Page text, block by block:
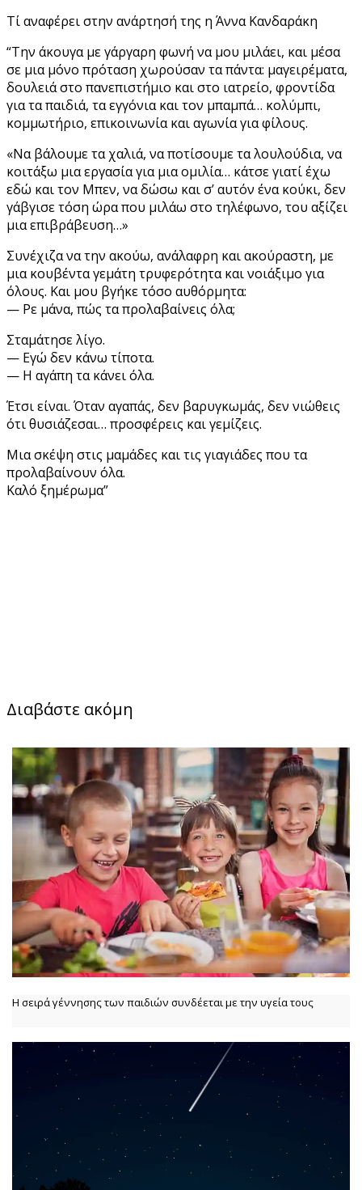
Τί αναφέρει στην ανάρτησή της η Άννα Κανδαράκη
“Την άκουγα με γάργαρη φωνή να μου μιλάει, και μέσα
σε μια μόνο πρόταση χωρούσαν τα πάντα: μαγειρέματα,
δουλειά στο πανεπιστήμιο και στο ιατρείο, φροντίδα
για τα παιδιά, τα εγγόνια και τον μπαμπά… κολύμπι,
κομμωτήριο, επικοινωνία και αγωνία για φίλους.
«Να βάλουμε τα χαλιά, να ποτίσουμε τα λουλούδια, να
κοιτάξω μια εργασία για μια ομιλία… κάτσε γιατί έχω
εδώ και τον Μπεν, να δώσω και σ’ αυτόν ένα κούκι, δεν
γάβγισε τόση ώρα που μιλάω στο τηλέφωνο, του αξίζει
μια επιβράβευση…»
Συνέχιζα να την ακούω, ανάλαφρη και ακούραστη, με
μια κουβέντα γεμάτη τρυφερότητα και νοιάξιμο για
όλους. Και μου βγήκε τόσο αυθόρμητα:
— Ρε μάνα, πώς τα προλαβαίνεις όλα;
Σταμάτησε λίγο.
— Εγώ δεν κάνω τίποτα.
— Η αγάπη τα κάνει όλα.
Έτσι είναι. Όταν αγαπάς, δεν βαρυγκωμάς, δεν νιώθεις
ότι θυσιάζεσαι… προσφέρεις και γεμίζεις.
Μια σκέψη στις μαμάδες και τις γιαγιάδες που τα
προλαβαίνουν όλα.
Καλό ξημέρωμα”
Διαβάστε ακόμη
Η σειρά γέννησης των παιδιών συνδέεται με την υγεία τους